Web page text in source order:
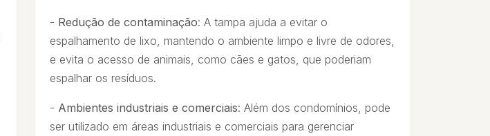
- Redução de contaminação: A tampa ajuda a evitar o
espalhamento de lixo, mantendo o ambiente limpo e livre de odores,
e evita o acesso de animais, como cães e gatos, que poderiam
espalhar os resíduos.
- Ambientes industriais e comerciais: Além dos condomínios, pode
ser utilizado em áreas industriais e comerciais para gerenciar